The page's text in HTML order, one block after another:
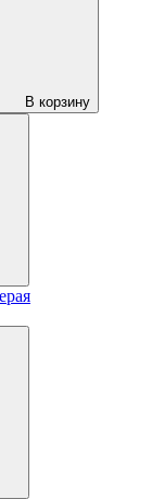
В корзину